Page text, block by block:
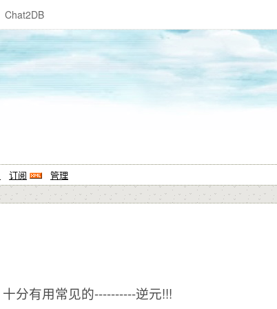
Chat2DB
订阅 管理
分有用常见的----------逆元!!!